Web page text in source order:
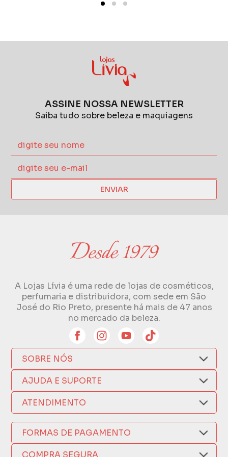
ASSINE NOSSA NEWSLETTER
Saiba tudo sobre beleza e maquiagens
ENVIAR
A Lojas Lívia é uma rede de lojas de cosméticos,
perfumaria e distribuidora, com sede em São
José do Rio Preto, presente há mais de 47 anos
no mercado da beleza.
SOBRE NÓS
Quem Somos
Compra Segura
Como Comprar
Nossas Lojas
Política de Privacidade
AJUDA E SUPORTE
Nosso Aplicativo
Trocas e Devoluções
Formas de Pagamento
Fretes e Entregas
Fabricantes
ATENDIMENTO
(17) 3209-9595
sacweb@lojaslivia.com.br
FORMAS DE PAGAMENTO
COMPRA SEGURA